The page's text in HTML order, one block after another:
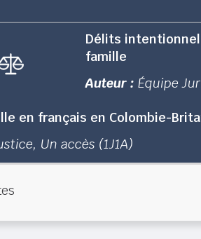
Délits
famille
Auteur : Équipe
en français en Colombie-
Un accès (1J1A)